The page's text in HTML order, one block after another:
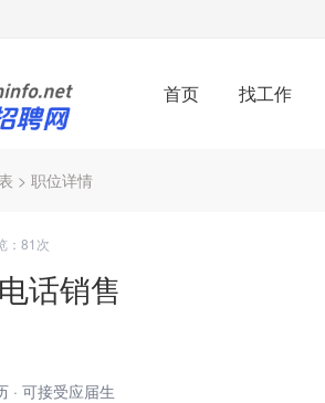
首页 找工作
> 职位详情
： 81次
话销售
· 可接受应届生